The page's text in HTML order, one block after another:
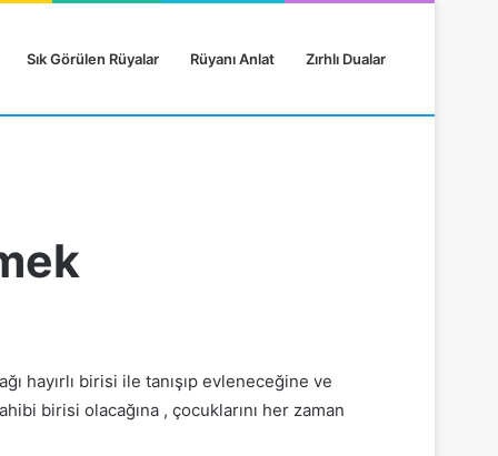
Sık Görülen Rüyalar Rüyanı Anlat Zırhlı Dualar
hayırlı birisi ile tanışıp evleneceğine ve
birisi olacağına , çocuklarını her zaman